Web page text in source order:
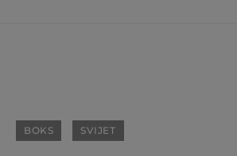
BOKS SVIJET